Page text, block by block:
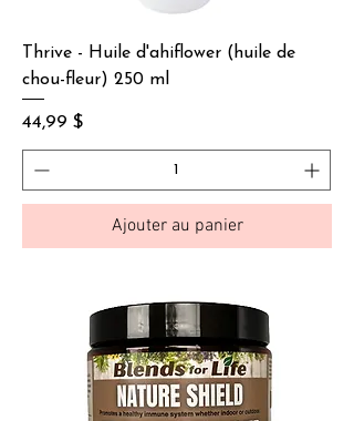
Thrive - Huile d'ahiflower (huile de
chou-fleur) 250 ml
Prix
44,99 $
Ajouter au panier